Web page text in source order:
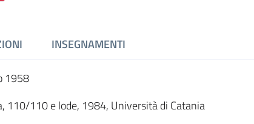
INSEGNAMENTI
1958
110/110 e lode, 1984, Università di Catania